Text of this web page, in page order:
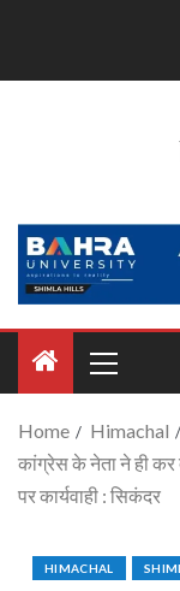
Home
Himachal
कांग्रेस के नेता ने ही कर
पर कार्यवाही : सिकंदर
HIMACHAL